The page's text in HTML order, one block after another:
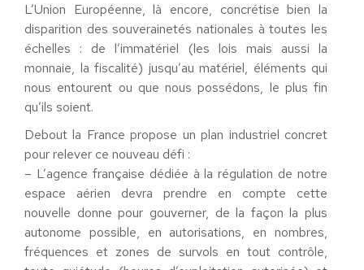
L’Union Européenne, là encore, concrétise bien la
disparition des souverainetés nationales à toutes les
échelles : de l’immatériel (les lois mais aussi la
monnaie, la fiscalité) jusqu’au matériel, éléments qui
nous entourent ou que nous possédons, le plus fin
qu’ils soient.
Debout la France propose un plan industriel concret
pour relever ce nouveau défi :
– L’agence française dédiée à la régulation de notre
espace aérien devra prendre en compte cette
nouvelle donne pour gouverner, de la façon la plus
autonome possible, en autorisations, en nombres,
fréquences et zones de survols en tout contrôle,